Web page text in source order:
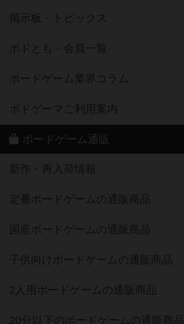
掲示板・トピックス
ボドとも・会員一覧
ボードゲーム業界コラム
ボドゲーマご利用案内
ボードゲーム通販
新作・再入荷情報
定番ボードゲームの通販商品
国産ボードゲームの通販商品
子供向けボードゲームの通販商品
2人用ボードゲームの通販商品
20分以下のボードゲームの通販商品